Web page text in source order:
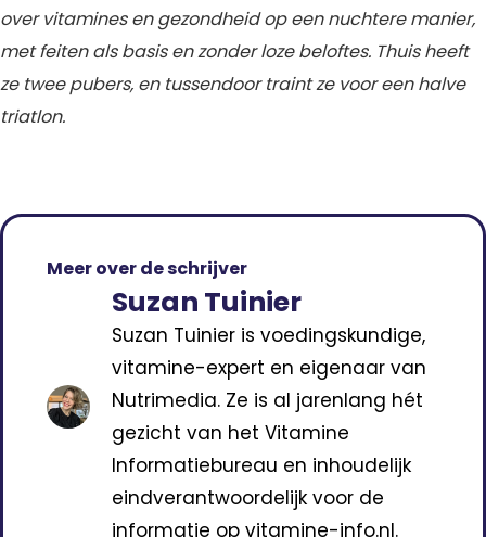
over vitamines en gezondheid op een nuchtere manier,
met feiten als basis en zonder loze beloftes. Thuis heeft
ze twee pubers, en tussendoor traintze voor een halve
triatlon.
Meer over de schrijver
Suzan Tuinier
Suzan Tuinier is voedingskundige,
vitamine-expert en eigenaar van
Nutrimedia. Ze is al jarenlang hét
gezicht van het Vitamine
Informatiebureau en inhoudelijk
eindverantwoordelijk voor de
informatie op vitamine-info.nl.